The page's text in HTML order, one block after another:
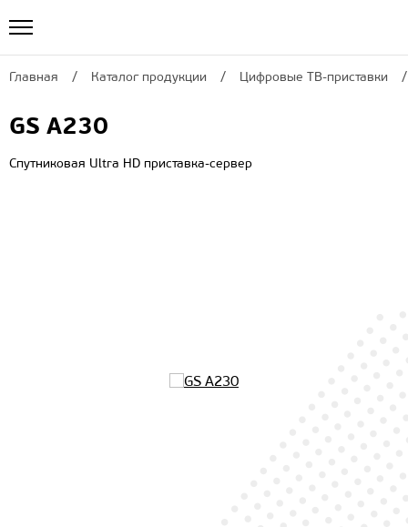
Главная Каталог продукции Цифровые ТВ-приставки
GS A230
Спутниковая Ultra HD приставка-сервер